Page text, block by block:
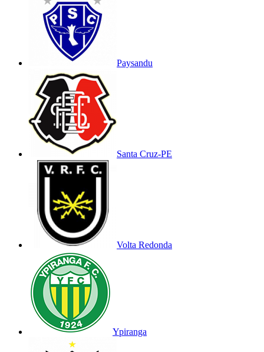
Paysandu
Santa Cruz-PE
Volta Redonda
Ypiranga